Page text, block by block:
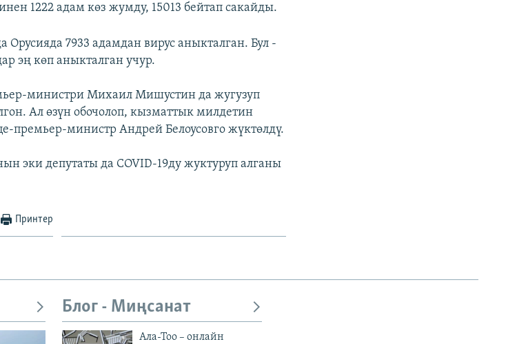
1222 адам көз жумду, 15013 бейтап сакайды.
Орусияда 7933 адамдан вирус аныкталган. Бул -
эң көп аныкталган учур.
министри Михаил Мишустин да жугузуп
Ал өзүн обочолоп, кызматтык милдетин
премьер-министр Андрей Белоусовго жүктөлдү.
эки депутаты да COVID-19ду жуктуруп алганы
Принтер
Блог - Миңсанат
Ала-Тоо – онлайн